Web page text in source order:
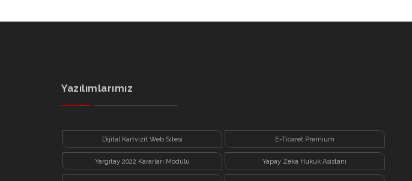
Yazılımlarımız
Dijital Kartvizit Web Sitesi E-Ticaret Premium
Yargıtay 2022 Kararları Modülü Yapay Zeka Hukuk Asistanı